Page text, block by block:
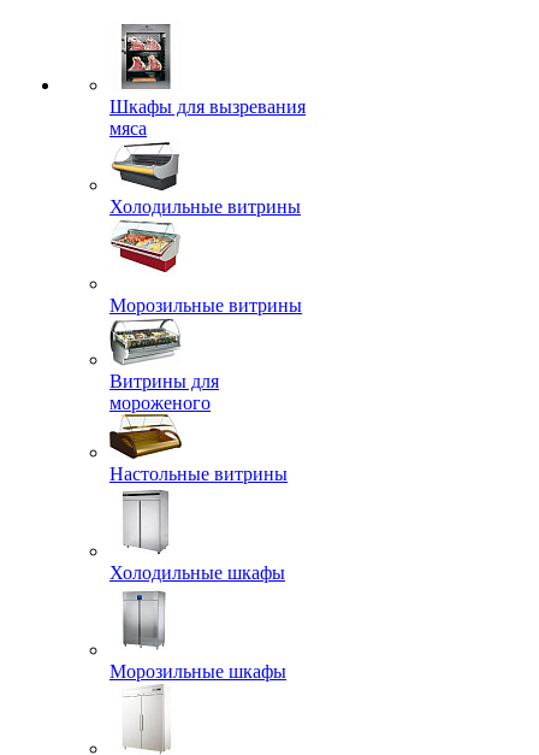
Шкафы для вызревания
мяса
Холодильные витрины
Морозильные витрины
Витрины для
мороженого
Настольные витрины
Холодильные шкафы
Морозильные шкафы